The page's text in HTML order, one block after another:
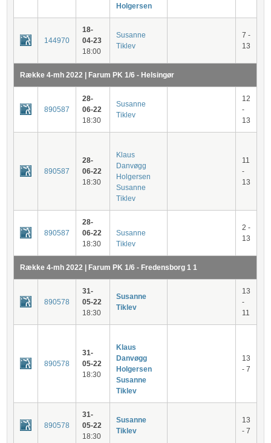
Holgersen
144970
18-
04-23
18:00
Susanne
Tiklev
7 -
13
Række 4-mh 2022 | Farum PK 1/6 - Helsingør
890587
28-
06-22
18:30
Susanne
Tiklev
12
-
13
890587
28-
06-22
18:30
Klaus
Danvøgg
Holgersen
Susanne
Tiklev
11
-
13
890587
28-
06-22
18:30
Susanne
Tiklev
2 -
13
Række 4-mh 2022 | Farum PK 1/6 - Fredensborg 1 1
890578
31-
05-22
18:30
Susanne
Tiklev
13
-
11
890578
31-
05-22
18:30
Klaus
Danvøgg
Holgersen
Susanne
Tiklev
13
- 7
890578
31-
05-22
18:30
Susanne
Tiklev
13
- 7